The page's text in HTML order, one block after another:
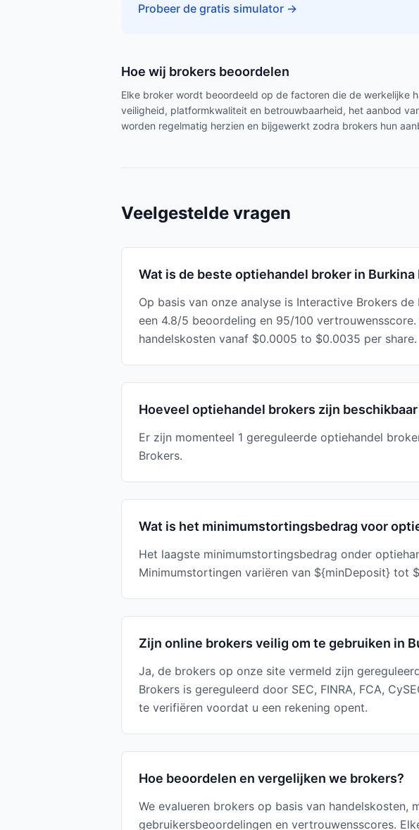
Probeer de gratis simulator →
Hoe wij brokers beoordelen
Elke broker wordt beoordeeld op de factoren die de werkelijke
veiligheid, platformkwaliteit en betrouwbaarheid, het aanbod
worden regelmatig herzien en bijgewerkt zodra brokers hun
Veelgestelde vragen
Wat is de beste optiehandel broker in Burkina
Op basis van onze analyse is Interactive Brokers
een 4.8/5 beoordeling en 95/100 vertrouwensscore.
handelskosten vanaf $0.0005 to $0.0035 per share.
Hoeveel optiehandel brokers zijn beschikbaar
Er zijn momenteel 1 gereguleerde optiehandel
Brokers.
Wat is het minimumstortingsbedrag voor
Het laagste minimumstortingsbedrag onder
Minimumstortingen variëren van ${minDeposit} tot
Zijn online brokers veilig om te gebruiken in
Ja, de brokers op onze site vermeld zijn
Brokers is gereguleerd door SEC, FINRA, FCA,
te verifiëren voordat u een rekening opent.
Hoe beoordelen en vergelijken we brokers?
We evalueren brokers op basis van
gebruikersbeoordelingen en vertrouwensscores.